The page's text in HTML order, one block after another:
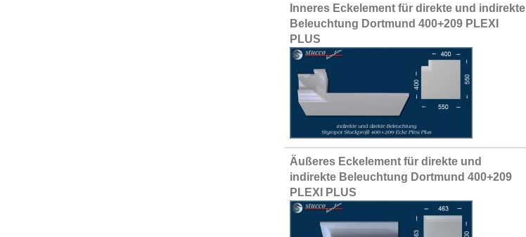
Inneres Eckelement für direkte und indirekte
Beleuchtung Dortmund 400+209 PLEXI
PLUS
Äußeres Eckelement für direkte und
indirekte Beleuchtung Dortmund 400+209
PLEXI PLUS